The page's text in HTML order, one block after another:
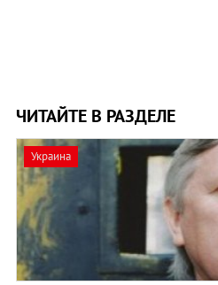
ЧИТАЙТЕ В РАЗДЕЛЕ
Украина